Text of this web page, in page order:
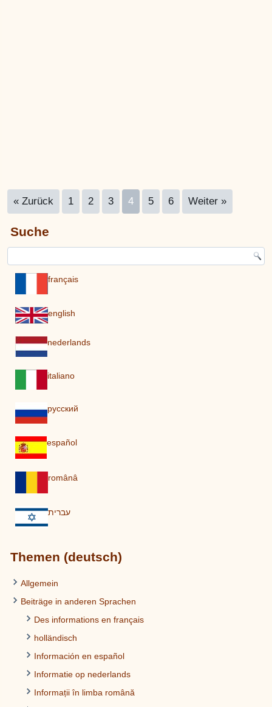
« Zurück 1 2 3 4 5 6 Weiter »
Suche
français
english
nederlands
italiano
pусский
español
românâ
עברית
Themen (deutsch)
Allgemein
Beiträge in anderen Sprachen
Des informations en français
holländisch
Información en español
Informatie op nederlands
Informații în limba română